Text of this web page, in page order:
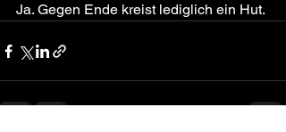
Ja. Gegen Ende kreist lediglich ein Hut.